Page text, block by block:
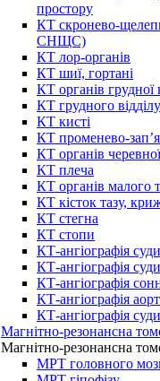
простору
КТ скронево-
СНЩС)
КТ лор-органів
КТ шиї, гортані
КТ органів грудної
КТ грудного
КТ кисті
КТ променево-
КТ органів
КТ плеча
КТ органів
КТ кісток тазу,
КТ стегна
КТ стопи
КТ-ангіографія
КТ-ангіографія
КТ-ангіографія
КТ-ангіографія
КТ-ангіографія
Магнітно-резонансна
Магнітно-резонансна
МРТ головного